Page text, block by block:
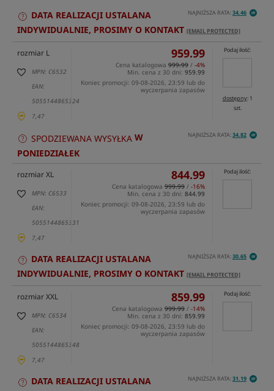
NAJNIŻSZA RATA:34.46
DATA REALIZACJI USTALANA
INDYWIDUALNIE, PROSIMY O KONTAKT [EMAIL PROTECTED]
rozmiar L
MPN: C6532
EAN:
5055144865324
7,47
959.99
Cena katalogowa 999.99 / -4%
Min. cena z 30 dni: 959.99
Koniec promocji: 09-08-2026, 23:59 lub do
wyczerpania zapasów
Podaj ilość:
dostępny: 1
szt.
NAJNIŻSZA RATA:34.82
SPODZIEWANA WYSYŁKA W
PONIEDZIAŁEK
rozmiar XL
MPN: C6533
EAN:
5055144865331
7,47
844.99
Cena katalogowa 999.99 / -16%
Min. cena z 30 dni: 844.99
Koniec promocji: 09-08-2026, 23:59 lub do
wyczerpania zapasów
Podaj ilość:
NAJNIŻSZA RATA:30.65
DATA REALIZACJI USTALANA
INDYWIDUALNIE, PROSIMY O KONTAKT [EMAIL PROTECTED]
rozmiar XXL
MPN: C6534
EAN:
5055144865348
7,47
859.99
Cena katalogowa 999.99 / -14%
Min. cena z 30 dni: 859.99
Koniec promocji: 09-08-2026, 23:59 lub do
wyczerpania zapasów
Podaj ilość:
NAJNIŻSZA RATA:31.19
DATA REALIZACJI USTALANA